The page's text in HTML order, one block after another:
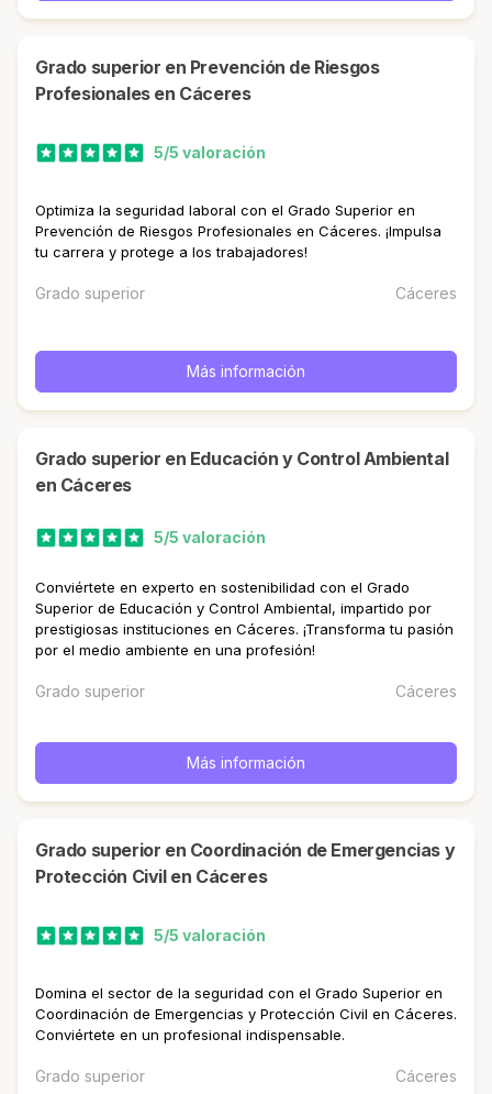
Grado superior en Prevención de Riesgos
Profesionales en Cáceres
5/5 valoración
Optimiza la seguridad laboral con el Grado Superior en
Prevención de Riesgos Profesionales en Cáceres. ¡Impulsa
tu carrera y protege a los trabajadores!
Grado superior Cáceres
Más información
Grado superior en Educación y Control Ambiental
en Cáceres
5/5 valoración
Conviértete en experto en sostenibilidad con el Grado
Superior de Educación y Control Ambiental, impartido por
prestigiosas instituciones en Cáceres. ¡Transforma tu pasión
por el medio ambiente en una profesión!
Grado superior Cáceres
Más información
Grado superior en Coordinación de Emergencias y
Protección Civil en Cáceres
5/5 valoración
Domina el sector de la seguridad con el Grado Superior en
Coordinación de Emergencias y Protección Civil en Cáceres.
Conviértete en un profesional indispensable.
Grado superior Cáceres